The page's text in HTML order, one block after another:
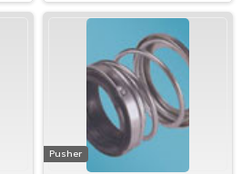
Pusher